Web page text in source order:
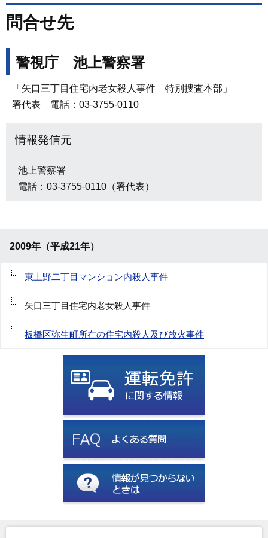
問合せ先
警視庁 池上警察署
「矢口三丁目住宅内老女殺人事件 特別捜査本部」
署代表 電話：03-3755-0110
情報発信元
池上警察署
電話：03-3755-0110（署代表）
2009年（平成21年）
東上野二丁目マンション内殺人事件
矢口三丁目住宅内老女殺人事件
板橋区弥生町所在の住宅内殺人及び放火事件